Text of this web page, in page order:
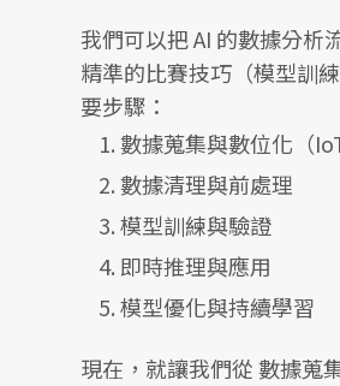
我們可以把 AI 的數據分
精準的比賽技巧（模型訓
要步驟：
數據蒐集與數位化（
數據清理與前處理
模型訓練與驗證
即時推理與應用
模型優化與持續學習
現在，就讓我們從 數據蒐